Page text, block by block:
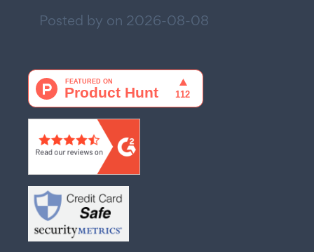
Posted by on 2026-08-08